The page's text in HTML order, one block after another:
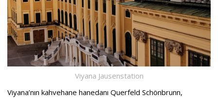
Viyana Jausenstation
Viyana’nın kahvehane hanedanı Querfeld Schönbrunn,